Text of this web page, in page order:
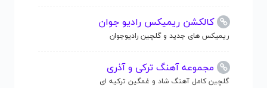
کالکشن ریمیکس رادیو جوان
ریمیکس های جدید و گلچین رادیوجوان
مجموعه آهنگ ترکی و آذری
گلچین کامل آهنگ شاد و غمگین ترکیه ای